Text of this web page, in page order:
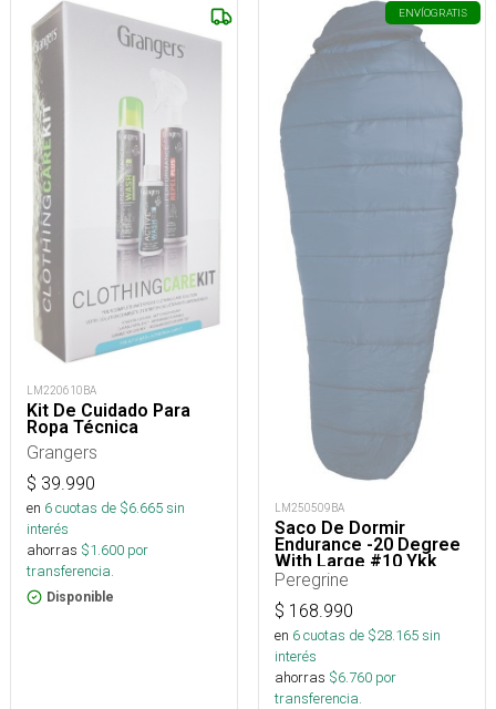
LM220610BA
Kit De Cuidado Para
Ropa Técnica
Grangers
$ 39.990
en 6cuotas de $6.665sin
interés
ahorras $1.600 por
transferencia.
Disponible
ENVÍOGRATIS
LM250509BA
Saco De Dormir
Endurance -20 Degree
With Large #10 Ykk
Zipper
Peregrine
$ 168.990
en 6cuotas de $28.165sin
interés
ahorras $6.760 por
transferencia.